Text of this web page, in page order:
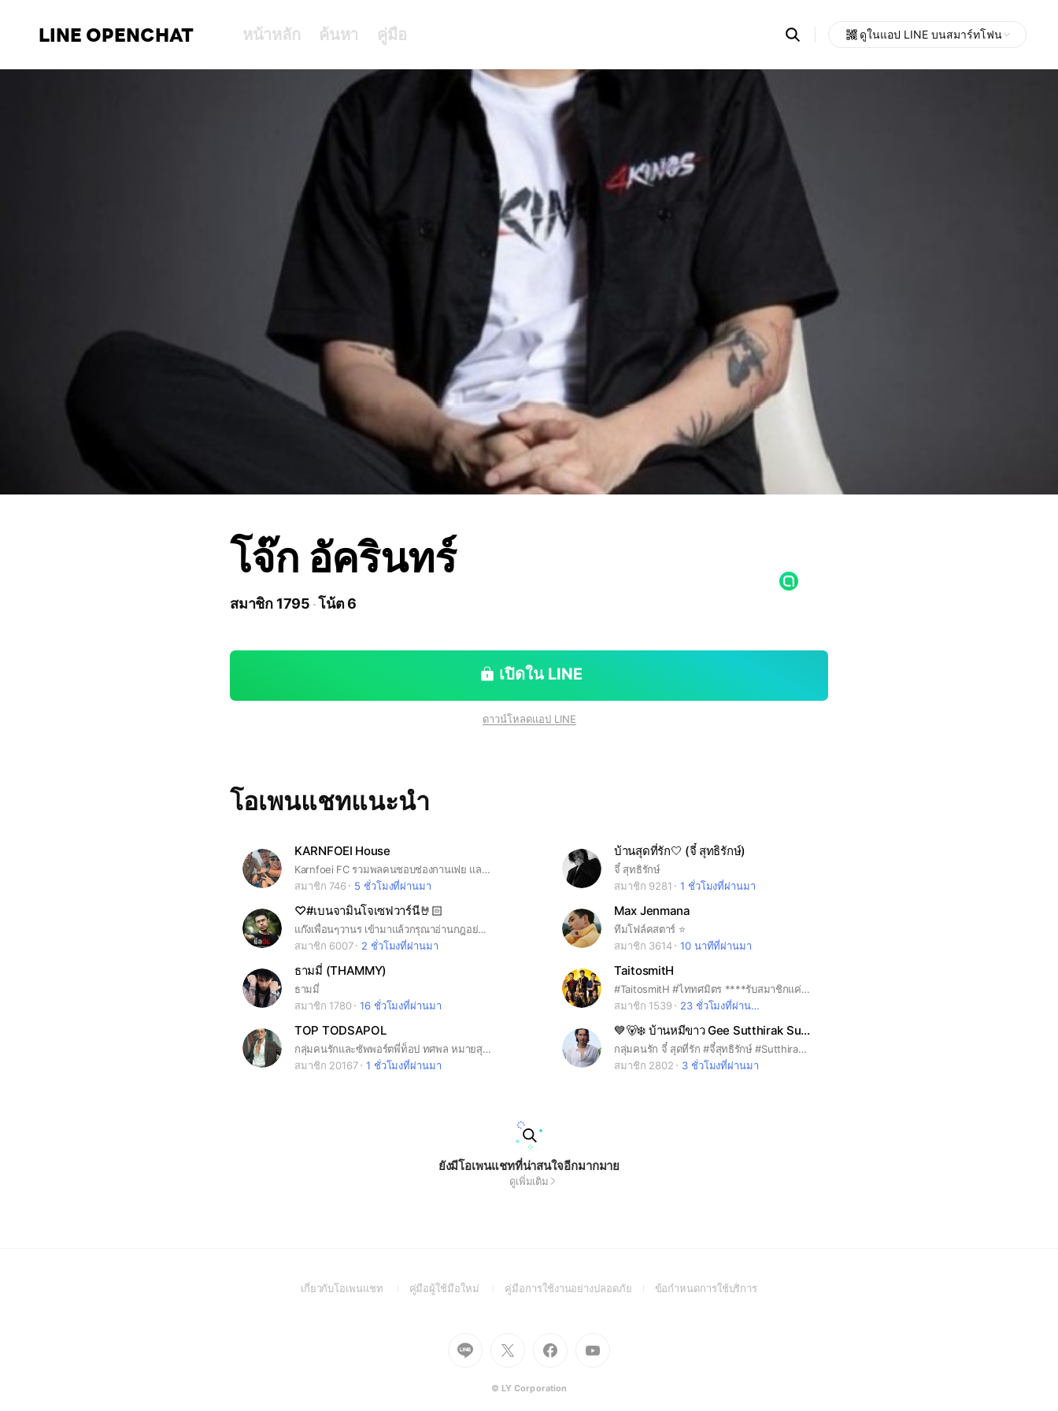
LINE OPENCHAT หน้าหลัก ค้นหา คู่มือ Search
OpenChats
messages
search
ดูในแอป LINE บนสมาร์ทโฟน
โจ๊ก อัครินทร์
สมาชิก 1795 โน้ต 6
เปิดใน LINE
ดาวน์โหลดแอป LINE
โอเพนแชทแนะนำ
KARNFOEI House
Karnfoei FC รวมพลคนชอบช่องกานเฟย และรายการของช่อง**ห้องนี้มีพี่กาน พี่ก้อง รอเฮียเฟยค้าบ**
สมาชิก 746
5 ชั่วโมงที่ผ่านมา
บ้านสุดที่รัก🤍 (จี๋ สุทธิรักษ์)
จี๋ สุทธิรักษ์
สมาชิก 9281
1 ชั่วโมงที่ผ่านมา
♡#เบนจามินโจเซฟวาร์นี🤘🏻
แก๊งเพื่อนๆวานร เข้ามาแล้วกรุณาอ่านกฎอย่างเคร่งครัด ในกลุ่มนี้มีพี่เบนกรุณาทำตามกฎกันด้วยนะ💞 (#chipmunkben)
สมาชิก 6007
2 ชั่วโมงที่ผ่านมา
Max Jenmana
ทีมโฟล์คสตาร์ ⭐️
สมาชิก 3614
10 นาทีที่ผ่านมา
ธามมี่ (THAMMY)
ธามมี่
สมาชิก 1780
16 ชั่วโมงที่ผ่านมา
TaitosmitH
#TaitosmitH #ไททศมิตร ****รับสมาชิกแค่2,000คนเท่านั้น**** แอดหงส์ดุมาก ระวังโดนกินตับ
สมาชิก 1539
23 ชั่วโมงที่ผ่านมา
TOP TODSAPOL
กลุ่มคนรักและซัพพอร์ตพี่ท็อป ทศพล หมายสุข#ด้อมต้มเล้งของพี่ท็อป
สมาชิก 20167
1 ชั่วโมงที่ผ่านมา
💙🐻‍❄️ บ้านหมีขาว Gee Sutthirak Subvijitra Fanclub สุดที่รัก
กลุ่มคนรัก จี๋ สุดที่รัก #จี๋สุทธิรักษ์ #Sutthirak #อนงค์ #myboo #สุทธิรักษ์ทรัพย์วิจิตร #ภาพยนต์ #พี่จี๋ #จี๋4kings #4kings #Geesutthirak #Gee #สุดที่รัก #หมีขั่วโลก
สมาชิก 2802
3 ชั่วโมงที่ผ่านมา
ยังมีโอเพนแชทที่น่าสนใจอีกมากมาย
ดูเพิ่มเติม
เกี่ยวกับโอเพนแชท
(Openคู่มือผู้ใช้มือใหม่
(Open
window)
คู่มือการใช้งานอย่างปลอดภัย(Openข้อกำหนดการใช้บริการ(Open
Go
to
(Open
Go
to
(Open
Go
to
(Open
to
© LY Corporation